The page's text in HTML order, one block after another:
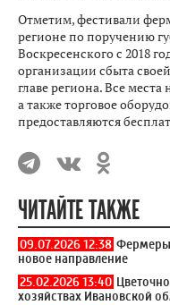
Отметим, фестивали
регионе по поручению
Воскресенского с 2018
организации сбыта
главе региона. Все
а также торговое
предоставляются
ЧИТАЙТЕ ТАКЖЕ
09.07.2026 12:38 Фермеры
новое направление
25.02.2026 13:40
хозяйствах Ивановской